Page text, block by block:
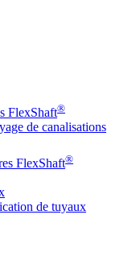
FlexShaft®
de canalisations
FlexShaft®
de tuyaux